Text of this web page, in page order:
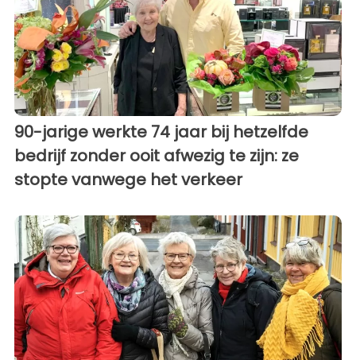
90-jarige werkte 74 jaar bij hetzelfde
bedrijf zonder ooit afwezig te zijn: ze
stopte vanwege het verkeer